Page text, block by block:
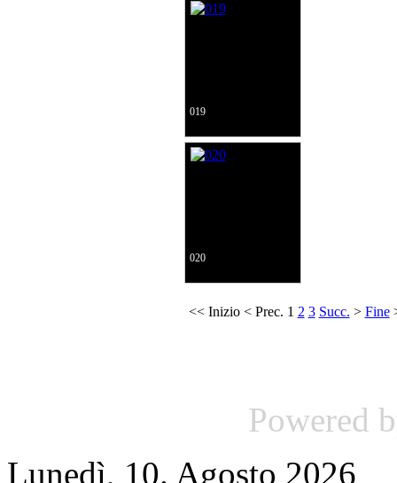
019
020
<< Inizio< Prec. 1 2 3 Succ. > Fine
Powered
Lunedì, 10. Agosto 2026